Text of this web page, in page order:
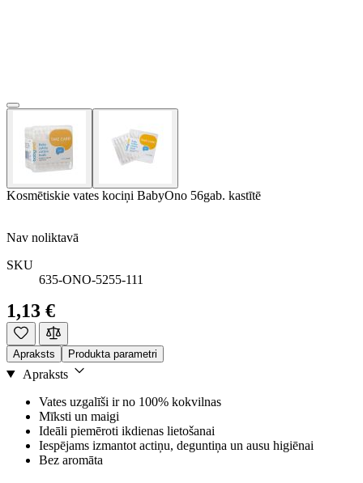
Kosmētiskie vates kociņi BabyOno 56gab. kastītē
Nav noliktavā
SKU
635-ONO-5255-111
1,13 €
Apraksts Produkta parametri
Apraksts
Vates uzgalīši ir no 100% kokvilnas
Mīksti un maigi
Ideāli piemēroti ikdienas lietošanai
Iespējams izmantot actiņu, deguntiņa un ausu higiēnai
Bez aromāta